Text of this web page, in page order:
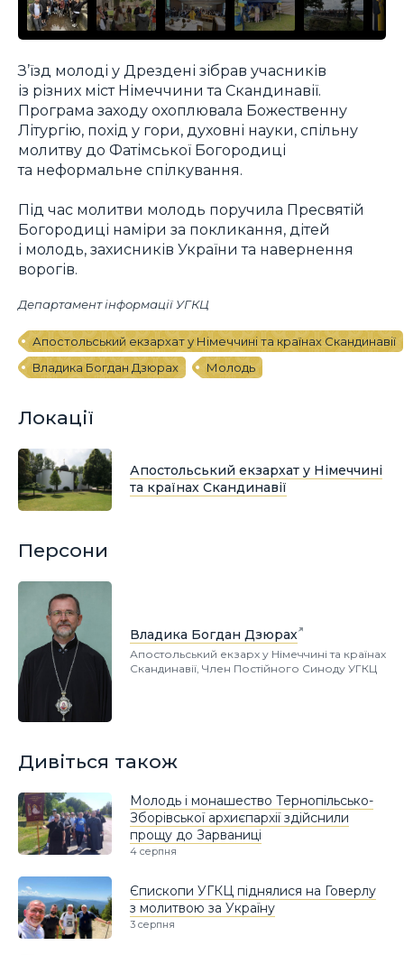
З’їзд молоді у Дрездені зібрав учасників
із різних міст Німеччини та Скандинавії.
Програма заходу охоплювала Божественну
Літургію, похід у гори, духовні науки, спільну
молитву до Фатімської Богородиці
та неформальне спілкування.
Під час молитви молодь поручила Пресвятій
Богородиці наміри за покликання, дітей
і молодь, захисників України та навернення
ворогів.
Департамент інформації УГКЦ
Апостольський екзархат у Німеччині та країнах Скандинавії
Владика Богдан Дзюрах
Молодь
Локації
Апостольський екзархат у Німеччині
та країнах Скандинавії
Персони
Владика Богдан Дзюрах
Апостольський екзарх у Німеччині та країнах
Скандинавії, Член Постійного Синоду УГКЦ
Дивіться також
Молодь і монашество Тернопільсько-
Зборівської архиєпархії здійснили
прощу до Зарваниці
4 серпня
Єпископи УГКЦ піднялися на Говерлу
з молитвою за Україну
3 серпня